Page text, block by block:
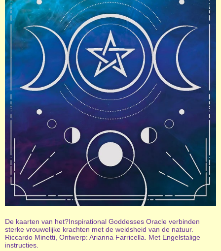
De kaarten van het?Inspirational Goddesses Oracle verbinden
sterke vrouwelijke krachten met de weidsheid van de natuur.
Riccardo Minetti, Ontwerp: Arianna Farricella. Met Engelstalige
instructies.